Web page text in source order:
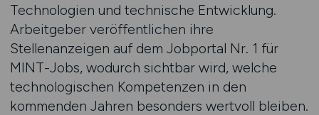
Technologien und technische Entwicklung.
Arbeitgeber veröffentlichen ihre
Stellenanzeigen auf dem Jobportal Nr. 1 für
MINT-Jobs, wodurch sichtbar wird, welche
technologischen Kompetenzen in den
kommenden Jahren besonders wertvoll bleiben.